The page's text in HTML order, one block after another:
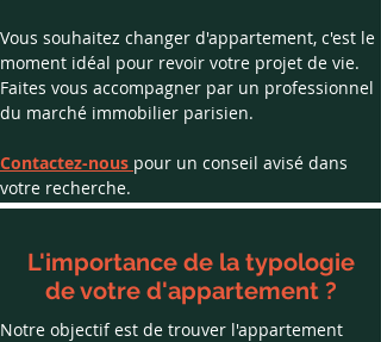
Vous souhaitez changer d'appartement, c'est le
moment idéal pour revoir votre projet de vie.
Faites vous accompagner par un professionnel
du marché immobilier parisien.
Contactez-nous pour un conseil avisé dans
votre recherche.
L'importance de la typologie
de votre d'appartement ?
Notre objectif est de trouver l'appartement